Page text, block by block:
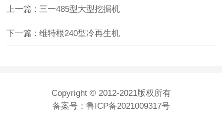
上一篇 : 三一485型大型挖掘机
下一篇 : 维特根240型冷再生机
Copyright © 2012-2021版权所有
备案号： 鲁ICP备2021009317号